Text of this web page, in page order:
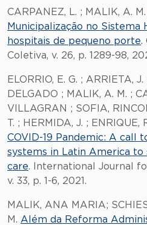
CARPANEZ, L. ; MALIK, A. M.
Municipalização no Sistema
hospitais de pequeno porte.
Coletiva, v. 26, p. 1289-98,
ELORRIO, E. G. ; ARRIETA,
DELGADO ; MALIK, A. M. ;
VILLAGRAN ; SOFIA,
T. ; HERMIDA, J. ;
COVID-19 Pandemic: A call
systems in Latin America
care. International Journal
v. 33, p. 1-6, 2021.
MALIK, ANA MARIA;
M. Além da Reforma